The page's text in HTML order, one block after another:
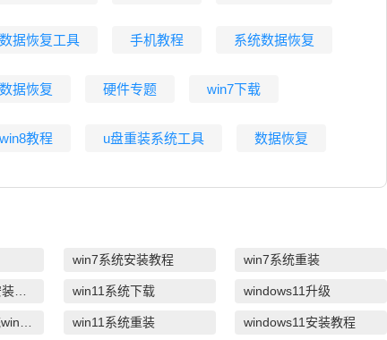
数据恢复工具 手机教程 系统数据恢复
数据恢复 硬件专题 win7下载
win8教程 u盘重装系统工具 数据恢复
win7系统安装教程 win7系统重装
win11系统下载 windows11升级
win11系统重装 windows11安装教程